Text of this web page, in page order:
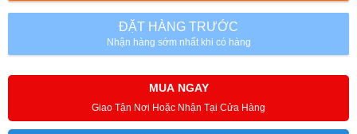
ĐẶT HÀNG TRƯỚC
Nhận hàng sớm nhất khi có hàng
MUA NGAY
Giao Tận Nơi Hoặc Nhận Tại Cửa Hàng